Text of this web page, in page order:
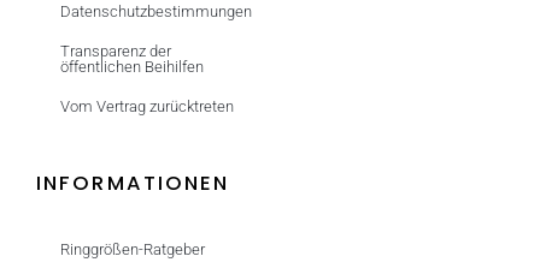
Datenschutzbestimmungen
Transparenz der
öffentlichen Beihilfen
Vom Vertrag zurücktreten
INFORMATIONEN
Ringgrößen-Ratgeber